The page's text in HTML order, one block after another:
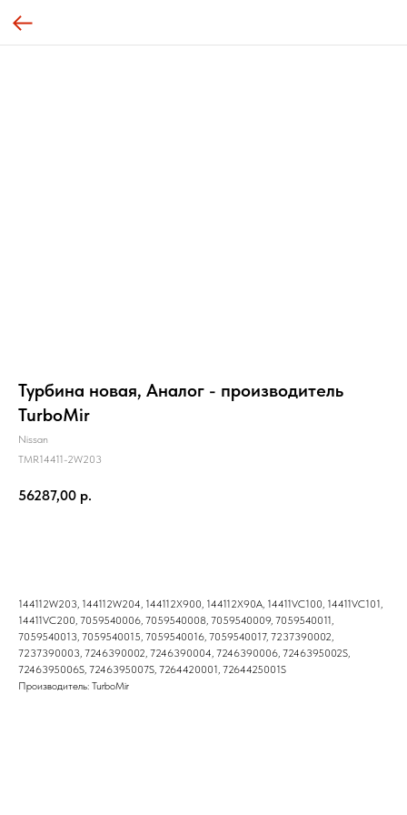
Турбина новая, Аналог - производитель
TurboMir
Nissan
TMR14411-2W203
56287,00 р.
144112W203, 144112W204, 144112X900, 144112X90A, 14411VC100, 14411VC101,
14411VC200, 7059540006, 7059540008, 7059540009, 7059540011,
7059540013, 7059540015, 7059540016, 7059540017, 7237390002,
7237390003, 7246390002, 7246390004, 7246390006, 7246395002S,
7246395006S, 7246395007S, 7264420001, 7264425001S
Производитель: TurboMir